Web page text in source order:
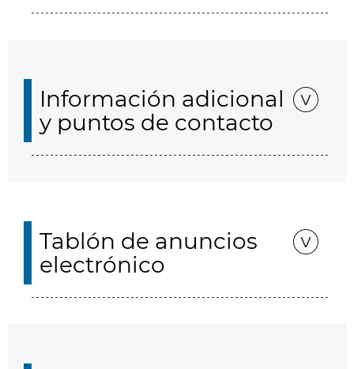
Información adicional
y puntos de contacto
Tablón de anuncios
electrónico